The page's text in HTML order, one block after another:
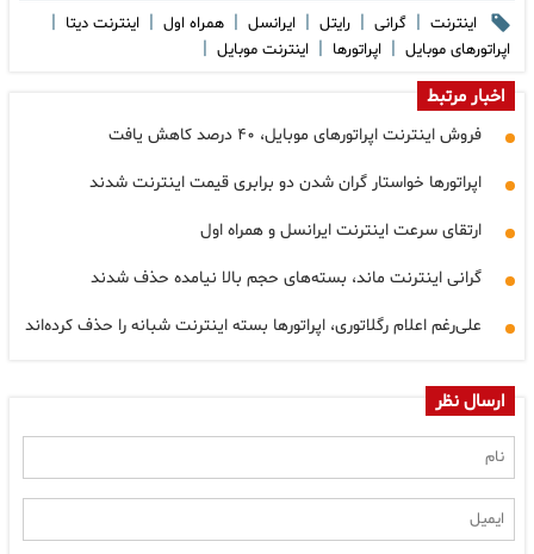
اینترنت | گرانی | رایتل | ایرانسل | همراه اول | اینترنت دیتا |
اپراتورهای موبایل | اپراتورها | اینترنت موبایل |
اخبار مرتبط
فروش اینترنت اپراتورهای موبایل، ۴۰ درصد کاهش یافت
اپراتورها خواستار گران شدن دو برابری قیمت اینترنت شدند
ارتقای سرعت اینترنت ایرانسل و همراه اول
گرانی اینترنت ماند، بسته‌های حجم بالا نیامده حذف شدند
علی‌رغم اعلام رگلاتوری، اپراتورها بسته اینترنت شبانه را حذف کرده‌اند
ارسال نظر